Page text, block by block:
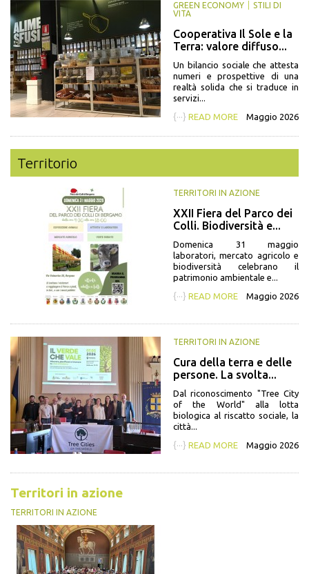
GREEN ECONOMY
STILI DI
VITA
Cooperativa Il Sole e la
Terra: valore diffuso...
Un bilancio sociale che attesta
numeri e prospettive di una
realtà solida che si traduce in
servizi...
{···} READ MORE Maggio 2026
Territorio
TERRITORI IN AZIONE
XXII Fiera del Parco dei
Colli. Biodiversità e...
Domenica 31 maggio
laboratori, mercato agricolo e
biodiversità celebrano il
patrimonio ambientale e...
{···} READ MORE Maggio 2026
TERRITORI IN AZIONE
Cura della terra e delle
persone. La svolta...
Dal riconoscimento "Tree City
of the World" alla lotta
biologica al riscatto sociale, la
città...
{···} READ MORE Maggio 2026
Territori in azione
TERRITORI IN AZIONE